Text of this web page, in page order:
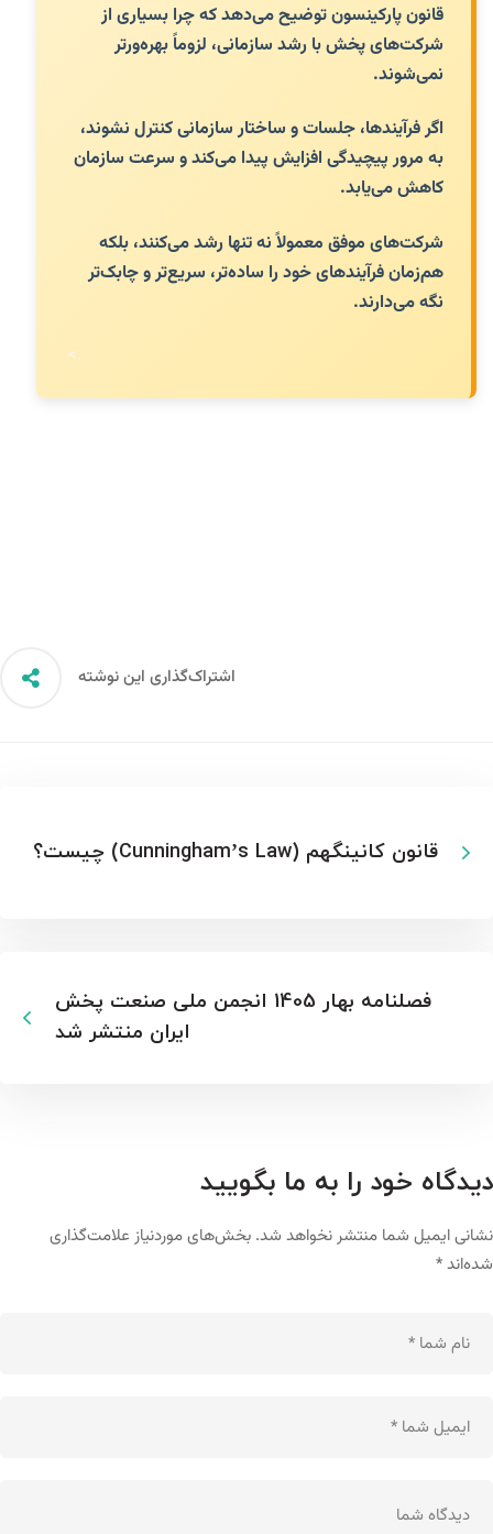
قانون پارکینسون توضیح می‌دهد که چرا بسیاری از
شرکت‌های پخش با رشد سازمانی، لزوماً بهره‌ورتر
نمی‌شوند.
اگر فرآیندها، جلسات و ساختار سازمانی کنترل نشوند،
به مرور پیچیدگی افزایش پیدا می‌کند و سرعت سازمان
کاهش می‌یابد.
شرکت‌های موفق معمولاً نه تنها رشد می‌کنند، بلکه
هم‌زمان فرآیندهای خود را ساده‌تر، سریع‌تر و چابک‌تر
نگه می‌دارند.
<.
اشتراک‌گذاری این نوشته
قانون کانینگهم (Cunningham’s Law) چیست؟
فصلنامه بهار 1405 انجمن ملی صنعت پخش
ایران منتشر شد
دیدگاه خود را به ما بگویید
نشانی ایمیل شما منتشر نخواهد شد. بخش‌های موردنیاز علامت‌گذاری
شده‌اند*